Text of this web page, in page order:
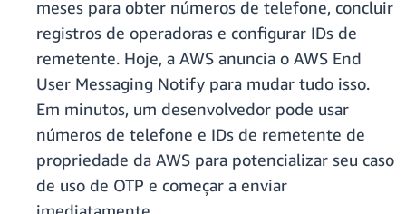
meses para obter números de telefone, concluir
registros de operadoras e configurar IDs de
remetente. Hoje, a AWS anuncia o AWS End
User Messaging Notify para mudar tudo isso.
Em minutos, um desenvolvedor pode usar
números de telefone e IDs de remetente de
propriedade da AWS para potencializar seu caso
de uso de OTP e começar a enviar